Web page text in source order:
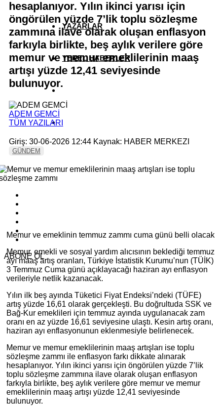
YAZARLAR
YEREL HABERLER
hesaplanıyor. Yılın ikinci yarısı için
öngörülen yüzde 7’lik toplu sözleşme
zammına ilave olarak oluşan enflasyon
farkıyla birlikte, beş aylık verilere göre
memur ve memur emeklilerinin maaş
artışı yüzde 12,41 seviyesinde
bulunuyor.
ADEM GEMCİ
TÜM YAZILARI
Giriş: 30-06-2026 12:44 Kaynak: HABER MERKEZI
GÜNDEM
ABONE OL
Memur ve emeklinin temmuz zammı cuma günü belli olacak
Memur, emekli ve sosyal yardım alıcısının beklediği temmuz
ayı maaş artış oranları, Türkiye İstatistik Kurumu’nun (TÜİK)
3 Temmuz Cuma günü açıklayacağı haziran ayı enflasyon
verileriyle netlik kazanacak.
Yılın ilk beş ayında Tüketici Fiyat Endeksi’ndeki (TÜFE)
artış yüzde 16,61 olarak gerçekleşti. Bu doğrultuda SSK ve
Bağ-Kur emeklileri için temmuz ayında uygulanacak zam
oranı en az yüzde 16,61 seviyesine ulaştı. Kesin artış oranı,
haziran ayı enflasyonunun eklenmesiyle belirlenecek.
Memur ve memur emeklilerinin maaş artışları ise toplu
sözleşme zammı ile enflasyon farkı dikkate alınarak
hesaplanıyor. Yılın ikinci yarısı için öngörülen yüzde 7’lik
toplu sözleşme zammına ilave olarak oluşan enflasyon
farkıyla birlikte, beş aylık verilere göre memur ve memur
emeklilerinin maaş artışı yüzde 12,41 seviyesinde
bulunuyor.